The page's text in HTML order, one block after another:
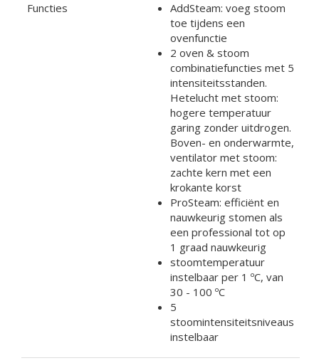
Functies
AddSteam: voeg stoom
toe tijdens een
ovenfunctie
2 oven & stoom
combinatiefuncties met 5
intensiteitsstanden.
Hetelucht met stoom:
hogere temperatuur
garing zonder uitdrogen.
Boven- en onderwarmte,
ventilator met stoom:
zachte kern met een
krokante korst
ProSteam: efficiënt en
nauwkeurig stomen als
een professional tot op
1 graad nauwkeurig
stoomtemperatuur
instelbaar per 1 ºC, van
30 - 100 ºC
5
stoomintensiteitsniveaus
instelbaar